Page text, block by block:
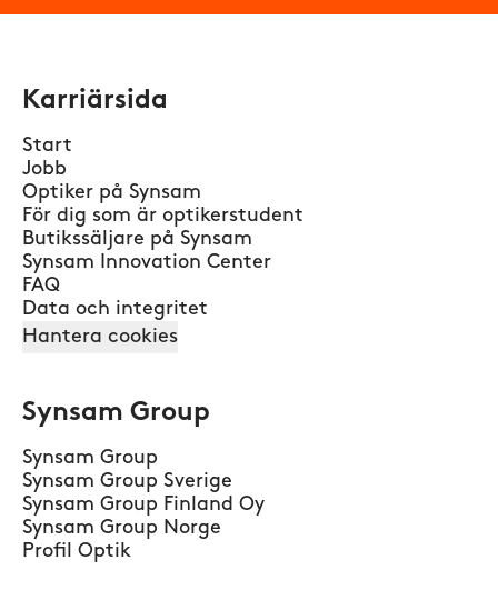
Karriärsida
Start
Jobb
Optiker på Synsam
För dig som är optikerstudent
Butikssäljare på Synsam
Synsam Innovation Center
FAQ
Data och integritet
Hantera cookies
Synsam Group
Synsam Group
Synsam Group Sverige
Synsam Group Finland Oy
Synsam Group Norge
Profil Optik